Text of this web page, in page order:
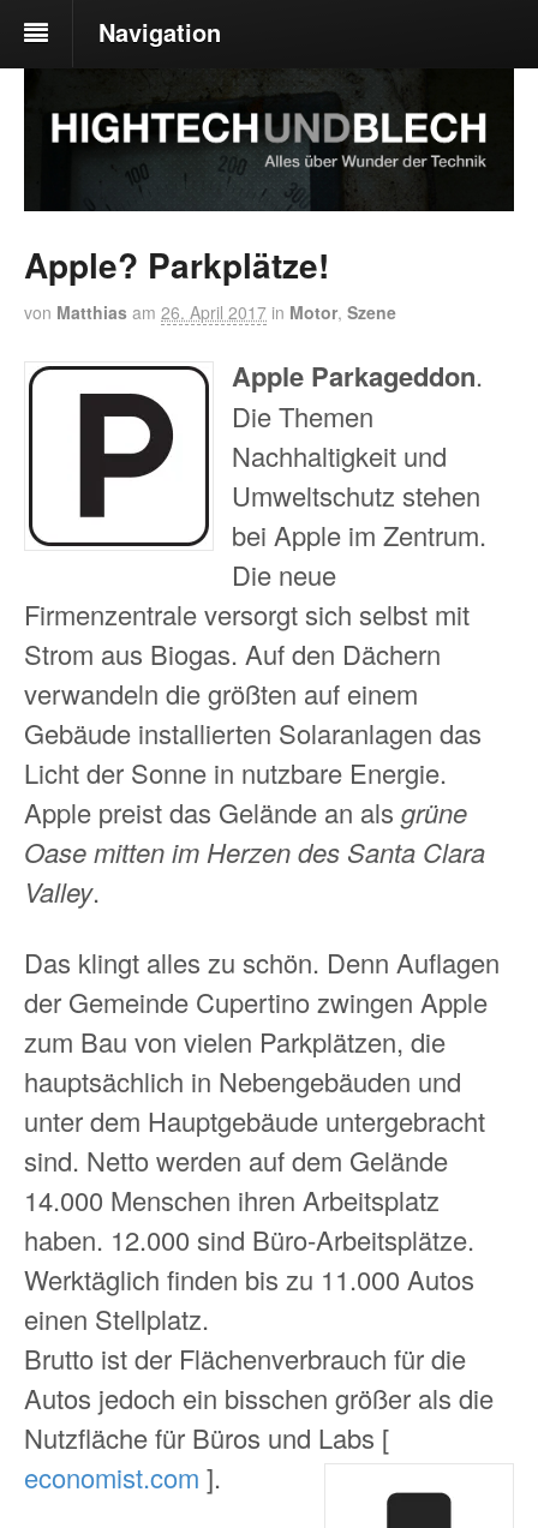
Navigation
Apple? Parkplätze!
von Matthias am 26. April 2017 in Motor, Szene
Apple Parkageddon.
Die Themen
Nachhaltigkeit und
Umweltschutz stehen
bei Apple im Zentrum.
Die neue
Firmenzentrale versorgt sich selbst mit
Strom aus Biogas. Auf den Dächern
verwandeln die größten auf einem
Gebäude installierten Solaranlagen das
Licht der Sonne in nutzbare Energie.
Apple preist das Gelände an als grüne
Oase mitten im Herzen des Santa Clara
Valley.
Das klingt alles zu schön. Denn Auflagen
der Gemeinde Cupertino zwingen Apple
zum Bau von vielen Parkplätzen, die
hauptsächlich in Nebengebäuden und
unter dem Hauptgebäude untergebracht
sind. Netto werden auf dem Gelände
14.000 Menschen ihren Arbeitsplatz
haben. 12.000 sind Büro-Arbeitsplätze.
Werktäglich finden bis zu 11.000 Autos
einen Stellplatz.
Brutto ist der Flächenverbrauch für die
Autos jedoch ein bisschen größer als die
Nutzfläche für Büros und Labs [
economist.com ].